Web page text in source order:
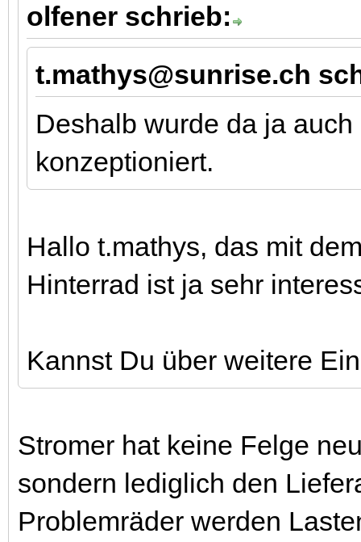
olfener schrieb:
t.mathys@sunrise.ch
Deshalb wurde da ja
konzeptioniert.
Hallo t.mathys, das mit
Hinterrad ist ja sehr
Kannst Du über weitere
Stromer hat keine Felge
sondern lediglich den
Problemräder werden